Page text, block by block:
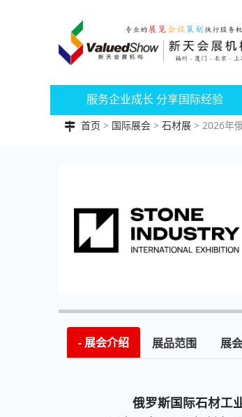
服务企业成长 分享国际经验
首页 > 国际展会 > 石材展 > 2026年
展会介绍 展品范围 展
俄罗斯国际石材工